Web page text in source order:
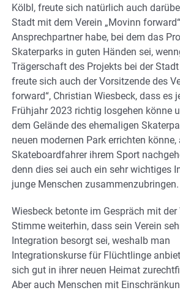
Kölbl, freute sich natürlich auch
Stadt mit dem Verein „Movinn
Ansprechpartner habe, bei dem das
Skaterparks in guten Händen sei,
Trägerschaft des Projekts bei der
freute sich auch der Vorsitzende des
forward“, Christian Wiesbeck, dass es
Frühjahr 2023 richtig losgehen könne
dem Gelände des ehemaligen
neuen modernen Park errichten könne,
Skateboardfahrer ihrem Sport
denn dies sei auch ein sehr wichtiges
junge Menschen zusammenzubringen.
Wiesbeck betonte im Gespräch mit der
Stimme weiterhin, dass sein Verein
Integration besorgt sei, weshalb man
Integrationskurse für Flüchtlinge
sich gut in ihrer neuen Heimat
Aber auch Menschen mit